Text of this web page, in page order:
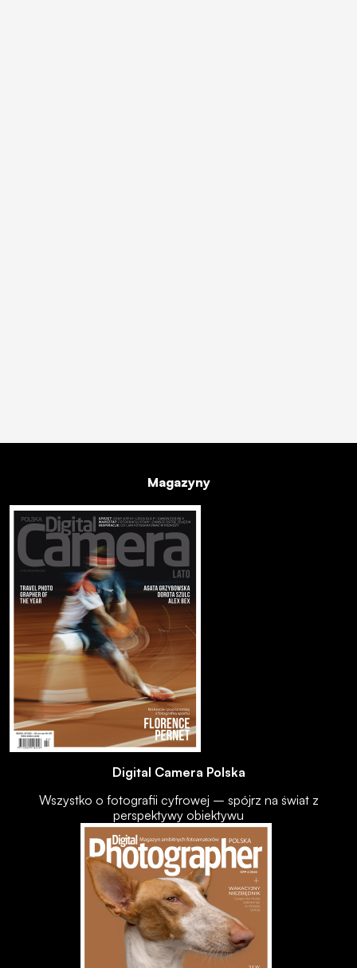
Magazyny
Digital Camera Polska
Wszystko o fotografii cyfrowej – spójrz na świat z
perspektywy obiektywu